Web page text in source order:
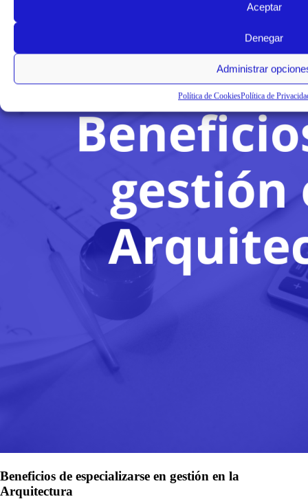
Aceptar
Denegar
Administrar
Política de CookiesPolítica de
Beneficios de especializarse en gestión en la
Arquitectura